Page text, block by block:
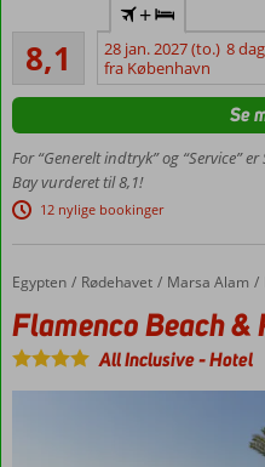
5
pools
Vandland
med
rutsjebnaer
og lazy
river
plads til
8,1Meget godt
334
anmeldelser
+
28 jan. 2027 (to.) 8
fra København
For “Generelt indtryk” og “Service”
Bay vurderet til 8,1!
12 nylige bookinger
Se
Forside
Egypten Rødehavet Marsa Alam
Flamenco Beach & Resort
Flamenco Beach &
All Inclusive-Hotel